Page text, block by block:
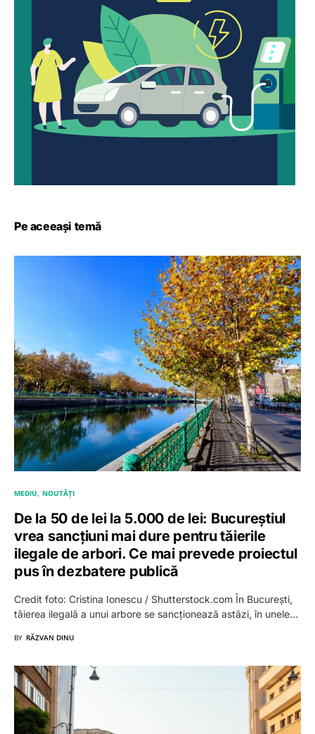
Pe aceeași temă
MEDIU NOUTĂȚI
De la 50 de lei la 5.000 de lei: Bucureștiul
vrea sancțiuni mai dure pentru tăierile
ilegale de arbori. Ce mai prevede proiectul
pus în dezbatere publică
Credit foto: Cristina Ionescu / Shutterstock.com În București,
tăierea ilegală a unui arbore se sancționează astăzi, în unele…
BY RĂZVAN DINU